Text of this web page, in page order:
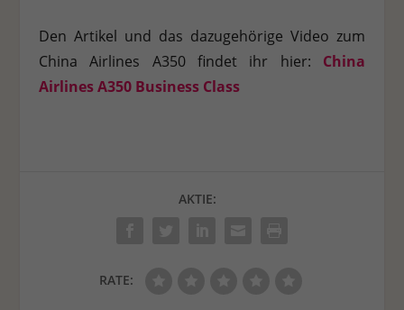
Den Artikel und das dazugehörige Video zum
China Airlines A350 findet ihr hier:
China
Airlines A350 Business Class
AKTIE:
RATE: